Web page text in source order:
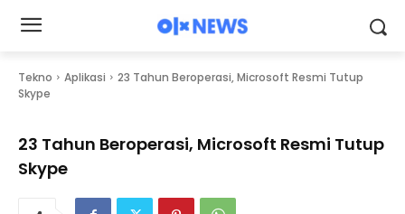
Tekno Aplikasi
23 Tahun Beroperasi, Microsoft Resmi Tutup
Skype
23 Tahun Beroperasi, Microsoft Resmi Tutup
Skype